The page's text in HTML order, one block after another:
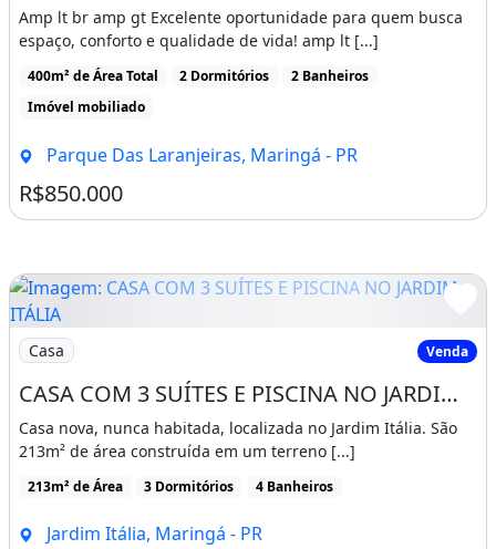
Amp lt br amp gt Excelente oportunidade para quem busca
espaço, conforto e qualidade de vida! amp lt [...]
400m² de Área Total 2 Dormitórios
2 Banheiros
Imóvel mobiliado
Parque Das Laranjeiras, Maringá - PR
R$850.000
Imagem: CASA COM 3 SUÍTES E PISCINA NO JARDIM ITÁLIA
Casa Venda
CASA COM 3 SUÍTES E PISCINA NO JARDIM ITÁLIA EM MARINGÁ
Casa nova, nunca habitada, localizada no Jardim Itália. São
213m² de área construída em um terreno [...]
213m² de Área 3 Dormitórios 4 Banheiros
Jardim Itália, Maringá - PR